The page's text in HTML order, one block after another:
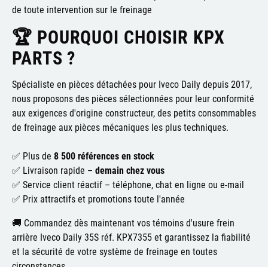
de toute intervention sur le freinage
🏆 POURQUOI CHOISIR KPX
PARTS ?
Spécialiste en pièces détachées pour Iveco Daily depuis 2017,
nous proposons des pièces sélectionnées pour leur conformité
aux exigences d'origine constructeur, des petits consommables
de freinage aux pièces mécaniques les plus techniques.
✅ Plus de 8 500 références en stock
✅ Livraison rapide – demain chez vous
✅ Service client réactif – téléphone, chat en ligne ou e-mail
✅ Prix attractifs et promotions toute l'année
🚚 Commandez dès maintenant vos témoins d'usure frein
arrière Iveco Daily 35S réf. KPX7355 et garantissez la fiabilité
et la sécurité de votre système de freinage en toutes